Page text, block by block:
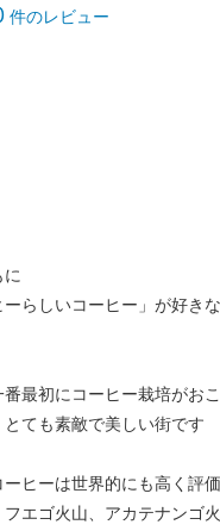
件のレビュー
らしいコーヒー」が好き
最初にコーヒー栽培がお
ても素敵で美しい街です
ヒーは世界的にも高く評
エゴ火山、アカテナンゴ